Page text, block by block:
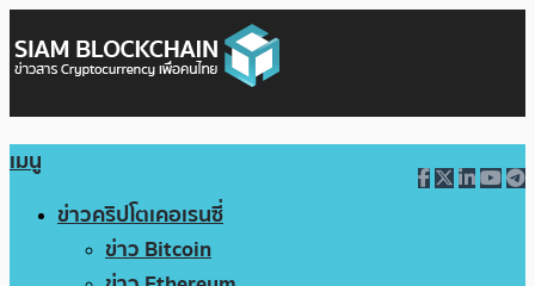
เมนู
ข่าวคริปโตเคอเรนซี่
ข่าว Bitcoin